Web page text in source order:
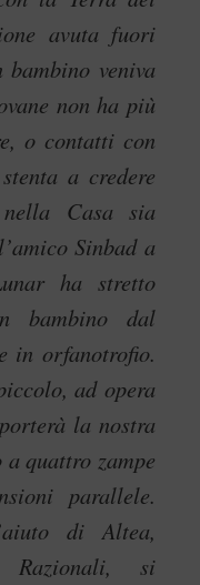
avuta fuori
veniva
non ha più
o contatti con
a credere
Casa sia
Sinbad a
ha stretto
bambino dal
in orfanotrofio.
ad opera
la nostra
quattro zampe
parallele.
di Altea,
si